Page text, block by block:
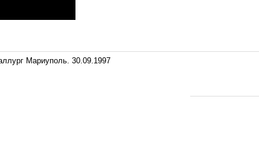
Мариуполь. 30.09.1997